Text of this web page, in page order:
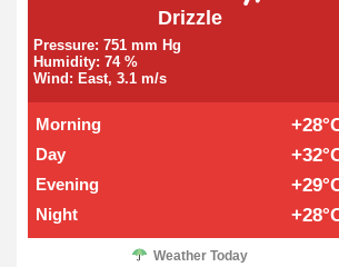
Drizzle
Pressure: 751 mm Hg
Humidity: 74 %
Wind: East, 3.1 m/s
Morning
Day
Evening
Night
Weather Today